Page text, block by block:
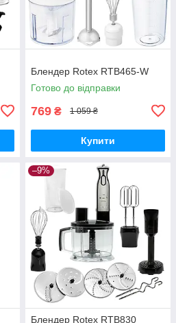
Блендер Rotex RTB465-W
Готово до відправки
769 ₴ 1 059 ₴
Купити
–9%
Блендер Rotex RTB830